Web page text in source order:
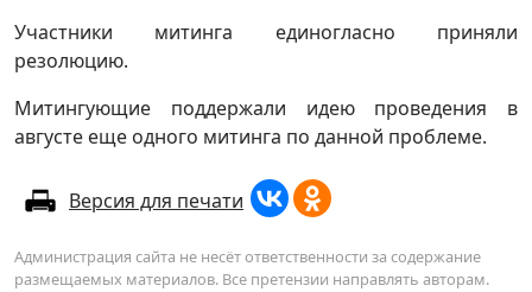
Участники митинга единогласно приняли
резолюцию.
Митингующие поддержали идею проведения в
августе еще одного митинга по данной проблеме.
Версия для печати
Администрация сайта не несёт ответственности за содержание
размещаемых материалов. Все претензии направлять авторам.